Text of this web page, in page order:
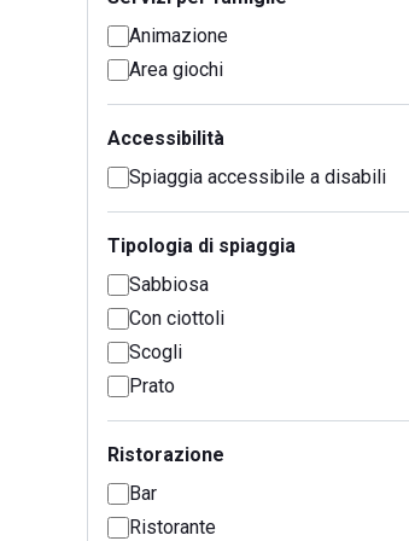
Animazione
Area giochi
Accessibilità
Spiaggia accessibile a disabili
Tipologia di spiaggia
Sabbiosa
Con ciottoli
Scogli
Prato
Ristorazione
Bar
Ristorante